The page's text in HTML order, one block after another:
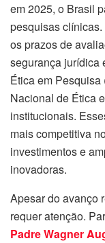
em 2025, o Brasil
pesquisas
os prazos de
segurança jurídica
Ética em
Nacional de Ética
institucionais.
mais competitiva
investimentos e
inovadoras.
Apesar do avanço
requer atenção.
Padre Wagner